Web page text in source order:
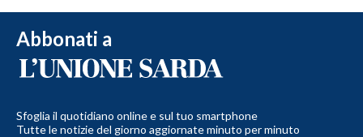
Abbonati a
Sfoglia il quotidiano online e sul tuo smartphone
Tutte le notizie del giorno aggiornate minuto per minuto